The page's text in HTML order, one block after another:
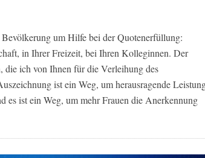
um Hilfe bei der Quotenerfüllung:
in Ihrer Freizeit, bei Ihren Kolleginnen. Der
die ich von Ihnen für die Verleihung des
ist ein Weg, um herausragende
es ist ein Weg, um mehr Frauen die Anerkennung